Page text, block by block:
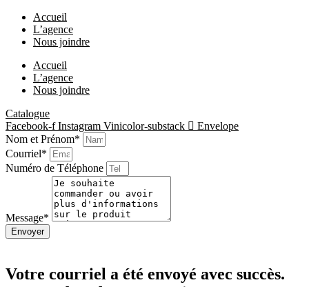
Accueil
L’agence
Nous joindre
Accueil
L’agence
Nous joindre
Catalogue
Facebook-f Instagram Vinicolor-substack
Envelope
Nom et Prénom*
Courriel*
Numéro de Téléphone
Message*
Envoyer
Votre courriel a été envoyé avec succès.